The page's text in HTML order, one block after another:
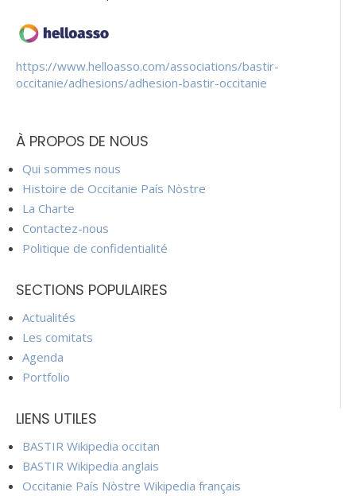
https://www.helloasso.com/associations/bastir-
occitanie/adhesions/adhesion-bastir-occitanie
À PROPOS DE NOUS
Qui sommes nous
Histoire de Occitanie País Nòstre
La Charte
Contactez-nous
Politique de confidentialité
SECTIONS POPULAIRES
Actualités
Les comitats
Agenda
Portfolio
LIENS UTILES
BASTIR Wikipedia occitan
BASTIR Wikipedia anglais
Occitanie País Nòstre Wikipedia français